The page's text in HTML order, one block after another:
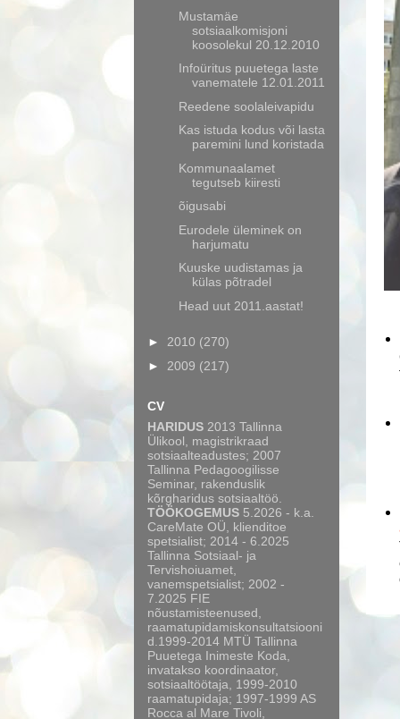
Mustamäe
sotsiaalkomisjoni
koosolekul 20.12.2010
Infoüritus puuetega laste
vanematele 12.01.2011
Reedene soolaleivapidu
Kas istuda kodus või lasta
paremini lund koristada
Kommunaalamet
tegutseb kiiresti
õigusabi
Eurodele üleminek on
harjumatu
Kuuske uudistamas ja
külas põtradel
Head uut 2011.aastat!
► 2010 (270)
► 2009 (217)
CV
HARIDUS 2013 Tallinna
Ülikool, magistrikraad
sotsiaalteadustes; 2007
Tallinna Pedagoogilisse
Seminar, rakenduslik
kõrgharidus sotsiaaltöö.
TÖÖKOGEMUS 5.2026 - k.a.
CareMate OÜ, klienditoe
spetsialist; 2014 - 6.2025
Tallinna Sotsiaal- ja
Tervishoiuamet,
vanemspetsialist; 2002 -
7.2025 FIE
nõustamisteenused,
raamatupidamiskonsultatsiooni
d.1999-2014 MTÜ Tallinna
Puuetega Inimeste Koda,
invatakso koordinaator,
sotsiaaltöötaja, 1999-2010
raamatupidaja; 1997-1999 AS
Rocca al Mare Tivoli,